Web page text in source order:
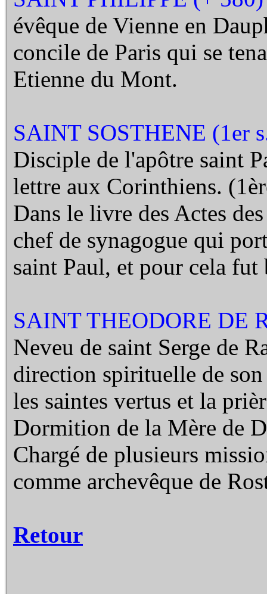
évêque de Vienne en
concile de Paris qui se
Etienne du Mont.
SAINT SOSTHENE (1er
Disciple de l'apôtre saint
lettre aux Corinthiens.
Dans le livre des Actes
chef de synagogue qui
saint Paul, et pour cela
SAINT THEODORE DE
Neveu de saint Serge de
direction spirituelle de
les saintes vertus et la
Dormition de la Mère de
Chargé de plusieurs
comme archevêque de
Retour